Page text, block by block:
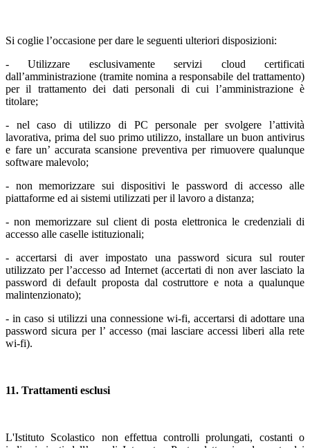
Si coglie l’occasione per dare le seguenti ulteriori disposizioni:
- Utilizzare esclusivamente servizi cloud certificati
dall’amministrazione (tramite nomina a responsabile del trattamento)
per il trattamento dei dati personali di cui l’amministrazione è
titolare;
- nel caso di utilizzo di PC personale per svolgere l’attività
lavorativa, prima del suo primo utilizzo, installare un buon antivirus
e fare un’ accurata scansione preventiva per rimuovere qualunque
software malevolo;
- non memorizzare sui dispositivi le password di accesso alle
piattaforme ed ai sistemi utilizzati per il lavoro a distanza;
- non memorizzare sul client di posta elettronica le credenziali di
accesso alle caselle istituzionali;
- accertarsi di aver impostato una password sicura sul router
utilizzato per l’accesso ad Internet (accertati di non aver lasciato la
password di default proposta dal costruttore e nota a qualunque
malintenzionato);
- in caso si utilizzi una connessione wi-fi, accertarsi di adottare una
password sicura per l’ accesso (mai lasciare accessi liberi alla rete
wi-fi).
11. Trattamenti esclusi
L'Istituto Scolastico non effettua controlli prolungati, costanti o